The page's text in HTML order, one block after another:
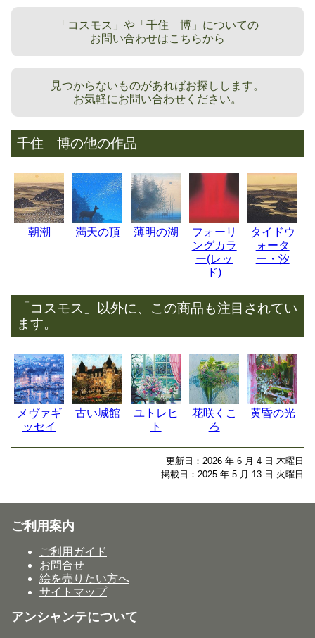
「コスモス」や「千住 博」についての
お問い合わせはこちらから
見つからないものがあればお探しします。
お気軽にお問い合わせください。
千住 博の他の作品
朝潮 満天の頂 薄明の湖
フォーリ
ングカラ
ー(レッ
ド)
タイドウ
ォータ
ー・汐
「コスモス」以外に、この商品も注目されてい
ます。
メヴァギ
ッセイ
古い城館
ユトレヒ
ト
花咲くこ
ろ
黄昏の光
更新日：2026 年 6 月 4 日 木曜日
掲載日：2025 年 5 月 13 日 火曜日
ご利用案内
ご利用ガイド
お問合せ
絵を売りたい方へ
サイトマップ
アンシャンテについて